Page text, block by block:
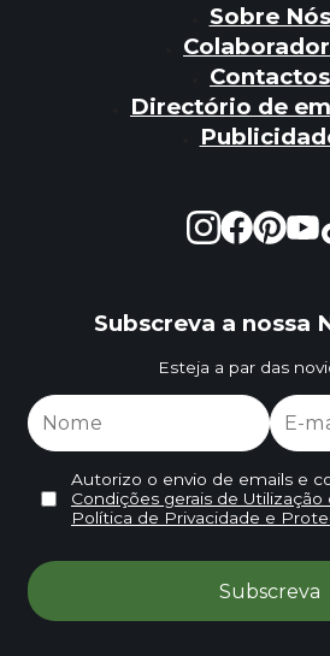
Sobre Nós
Contactos
Directório de
Subscreva a nossa
Esteja a par das
Autorizo o envio de emails e
Condições gerais de Utilização
Política de Privacidade e